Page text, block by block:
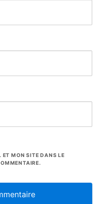
MON SITE DANS LE